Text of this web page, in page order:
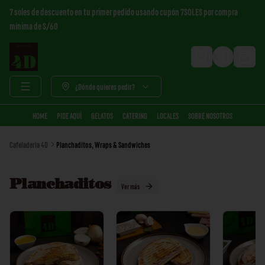
7 soles de descuento en tu primer pedido usando cupón 7SOLES por compra
mínima de S/60
Login
¿Dónde quieres pedir?
HOME PIDE AQUÍ GELATOS CATERING LOCALES SOBRE NOSOTROS
Cafeladeria 4D Planchaditos, Wraps & Sandwiches
Planchaditos Ver más